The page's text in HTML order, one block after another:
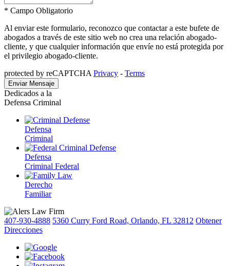
* Campo Obligatorio
Al enviar este formulario, reconozco que contactar a este bufete de
abogados a través de este sitio web no crea una relación abogado-
cliente, y que cualquier información que envíe no está protegida por
el privilegio abogado-cliente.
protected by reCAPTCHA Privacy - Terms
Dedicados a la
Defensa Criminal
Defensa
Criminal
Defensa
Criminal Federal
Derecho
Familiar
407-930-4888 5360 Curry Ford Road, Orlando, FL 32812 Obtener
Direcciones